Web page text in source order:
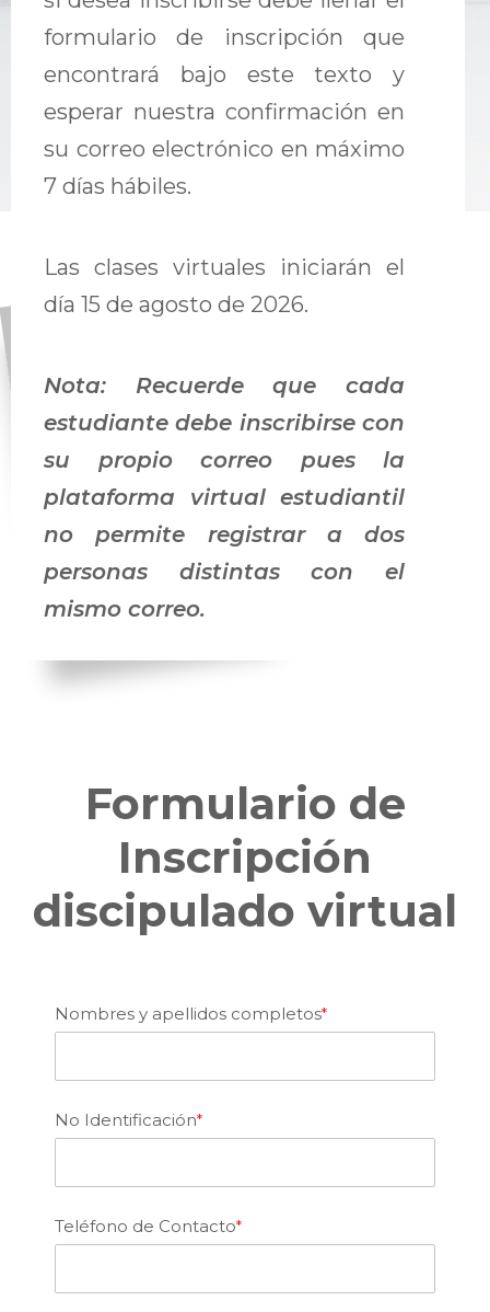
formulario de inscripción que
encontrará bajo este texto y
esperar nuestra confirmación en
su correo electrónico en máximo
7 días hábiles.
Las clases virtuales iniciarán el
día 15 de agosto de 2026.
Nota: Recuerde que cada
estudiante debe inscribirse con
su propio correo pues la
plataforma virtual estudiantil
no permite registrar a dos
personas distintas con el
mismo correo.
Formulario de
Inscripción
discipulado virtual
Nombres y apellidos completos
No Identificación
Teléfono de Contacto